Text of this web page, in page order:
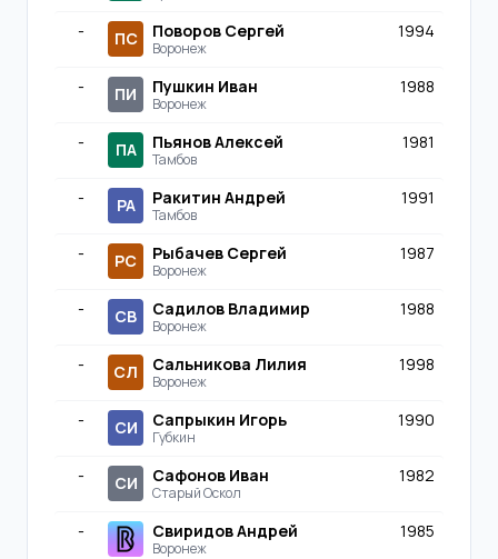
- ПС Поворов Сергей
Воронеж
1994
- ПИ Пушкин Иван
Воронеж
1988
- ПА Пьянов Алексей
Тамбов
1981
- РА Ракитин Андрей
Тамбов
1991
- РС Рыбачев Сергей
Воронеж
1987
- СВ Садилов Владимир
Воронеж
1988
- СЛ Сальникова Лилия
Воронеж
1998
- СИ Сапрыкин Игорь
Губкин
1990
- СИ Сафонов Иван
Старый Оскол
1982
- Свиридов Андрей
Воронеж
1985